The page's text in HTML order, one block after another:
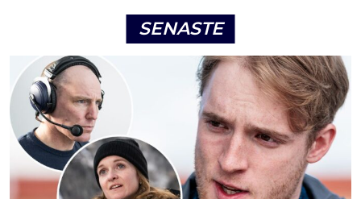
SENASTE